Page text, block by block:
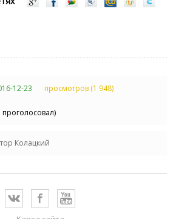
12-23 просмотров (1 948)
проголосовал)
Колацкий